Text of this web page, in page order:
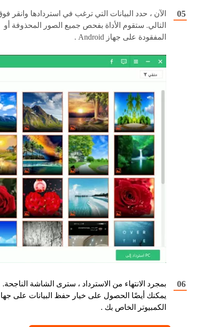
الآن ، حدد البيانات التي ترغب في استردادها وانقر
التالي. ستقوم الأداة بفحص جميع الصور المحذوفة أو
المفقودة على جهاز Android .
بمجرد الانتهاء من الاسترداد ، سترى الشاشة الناجحة.
يمكنك أيضًا الحصول على خيار حفظ البيانات على
الكمبيوتر الخاص بك .